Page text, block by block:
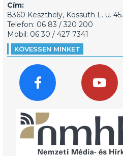
Cím:
8360 Keszthely, Kossuth L. u. 45.
Telefon: 06 83 / 320 200
Mobil: 06 30 / 427 7341
KÖVESSEN MINKET